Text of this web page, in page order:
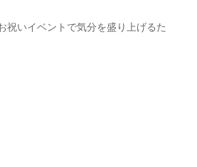
祝いイベントで気分を盛り上げるた